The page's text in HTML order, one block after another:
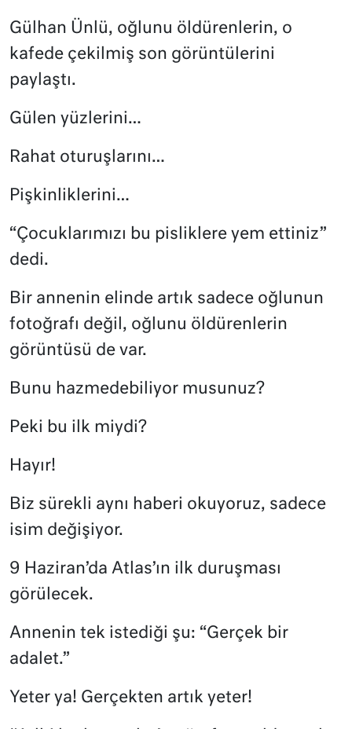
Gülhan Ünlü, oğlunu öldürenlerin, o
kafede çekilmiş son görüntülerini
paylaştı.
Gülen yüzlerini…
Rahat oturuşlarını…
Pişkinliklerini…
“Çocuklarımızı bu pisliklere yem ettiniz”
dedi.
Bir annenin elinde artık sadece oğlunun
fotoğrafı değil, oğlunu öldürenlerin
görüntüsü de var.
Bunu hazmedebiliyor musunuz?
Peki bu ilk miydi?
Hayır!
Biz sürekli aynı haberi okuyoruz, sadece
isim değişiyor.
9 Haziran’da Atlas’ın ilk duruşması
görülecek.
Annenin tek istediği şu: “Gerçek bir
adalet.”
Yeter ya! Gerçekten artık yeter!